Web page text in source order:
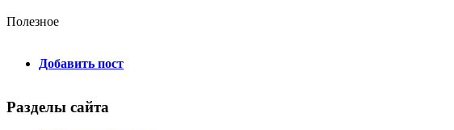
Полезное
Добавить пост
Разделы сайта